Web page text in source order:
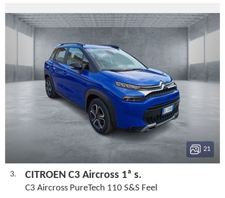
21
3. CITROEN C3 Aircross 1ª s.
C3 Aircross PureTech 110 S&S Feel